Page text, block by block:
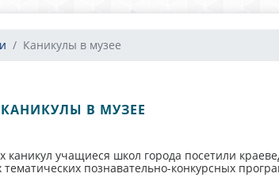
Каникулы в музее
КАНИКУЛЫ В МУЗЕЕ
каникул учащиеся школ города посетили
познавательно-конкурсных